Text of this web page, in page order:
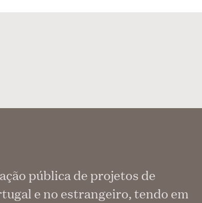
pública de projetos de
e no estrangeiro, tendo em